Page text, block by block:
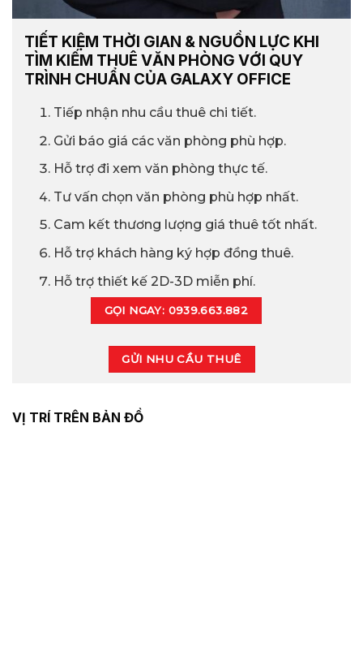
TIẾT KIỆM THỜI GIAN & NGUỒN LỰC KHI
TÌM KIẾM THUÊ VĂN PHÒNG VỚI QUY
TRÌNH CHUẨN CỦA GALAXY OFFICE
Tiếp nhận nhu cầu thuê chi tiết.
Gửi báo giá các văn phòng phù hợp.
Hỗ trợ đi xem văn phòng thực tế.
Tư vấn chọn văn phòng phù hợp nhất.
Cam kết thương lượng giá thuê tốt nhất.
Hỗ trợ khách hàng ký hợp đồng thuê.
Hỗ trợ thiết kế 2D-3D miễn phí.
GỌI NGAY: 0939.663.882
GỬI NHU CẦU THUÊ
VỊ TRÍ TRÊN BẢN ĐỒ